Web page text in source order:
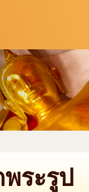
ระรูป